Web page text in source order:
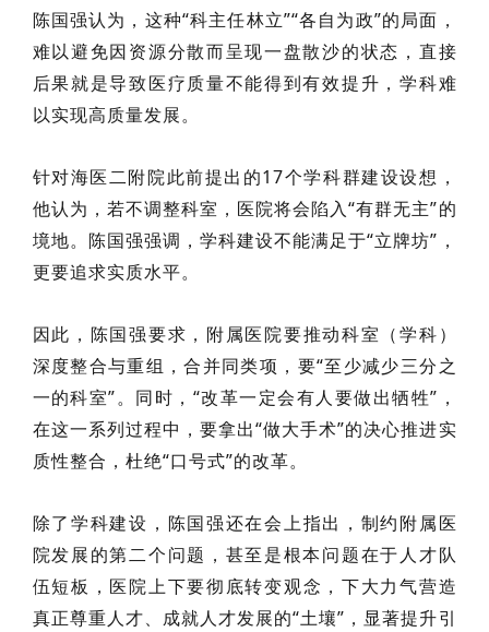
陈国强认为， 这种“科主任林立”“各自为政”的局面 ，
难以避免因资源分散而呈现一盘散沙的状态，直接
后果就是导致医疗质量不能得到有效提升，学科难
以实现高质量发展。
针对海医二附院此前提出的17个学科群建设设想，
他认为，若不调整科室，医院将会陷入“有群无主”的
境地。陈国强强调，学科建设不能满足于“立牌坊”，
更要追求实质水平。
因此，陈国强要求 ， 附属医院要推动科室（学科）
深度整合与重组，合并同类项，要“至少减少三分之
一的科室”。同时， “改革一定会有人要做出牺牲” ，
在这一系列过程中， 要拿出“做大手术”的决心推进实
质性整合 ，杜绝“口号式”的改革。
除了学科建设，陈国强还在会上指出， 制约附属医
院发展的第二个问题，甚至是根本问题在于人才队
伍短板，医院上下要彻底转变观念，下大力气营造
真正尊重人才、成就人才发展的“土壤” ，显著提升引